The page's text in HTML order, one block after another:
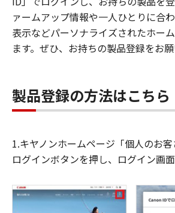
ァームアップ情報や一人ひとりに合
表示などパーソナライズされたホー
ます。ぜひ、お持ちの製品登録をお願
製品登録の方法はこちら
1.キヤノンホームページ「個人のお
ログインボタンを押し、ログイン画